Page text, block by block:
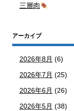
三層肉
アーカイブ
2026年8月 (6)
2026年7月 (25)
2026年6月 (26)
2026年5月 (38)